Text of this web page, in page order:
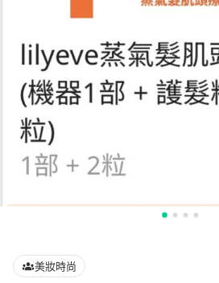
美妝時尚